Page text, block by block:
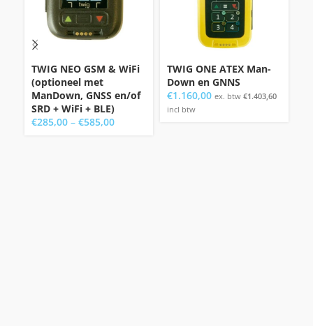
TWIG NEO GSM & WiFi
(optioneel met
ManDown, GNSS en/of
SRD + WiFi + BLE)
€285,00 – €585,00
TWIG ONE ATEX Man-
Down en GNNS
€1.160,00 ex. btw €1.403,60
incl btw